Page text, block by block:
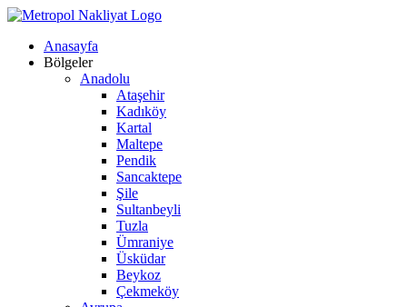
Anasayfa
Bölgeler
Anadolu
Ataşehir
Kadıköy
Kartal
Maltepe
Pendik
Sancaktepe
Şile
Sultanbeyli
Tuzla
Ümraniye
Üsküdar
Beykoz
Çekmeköy